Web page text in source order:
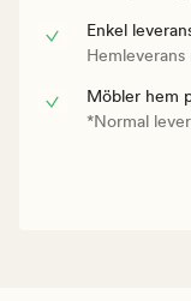
Enkel
Hemleverans
Möbler hem
*Normal